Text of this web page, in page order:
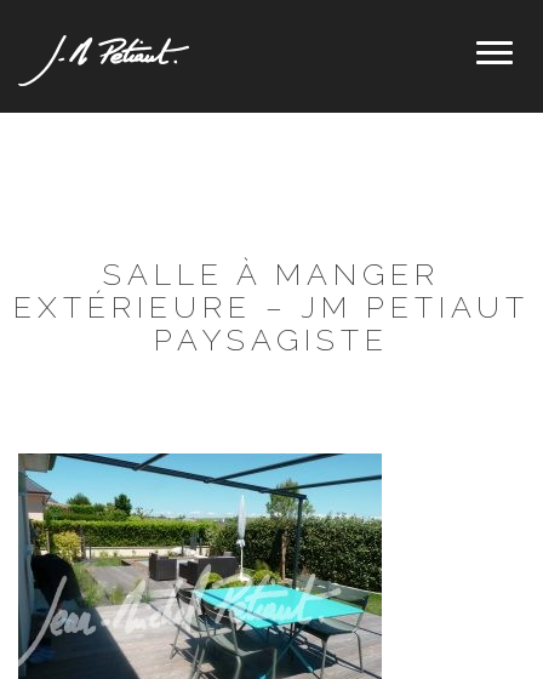
SALLE À MANGER
EXTÉRIEURE – JM PETIAUT
PAYSAGISTE